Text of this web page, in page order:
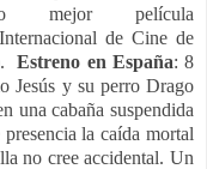
mejor película
de Cine de
Estreno en España: 8
Jesús y su perro Drago
una cabaña suspendida
la caída mortal
no cree accidental. Un